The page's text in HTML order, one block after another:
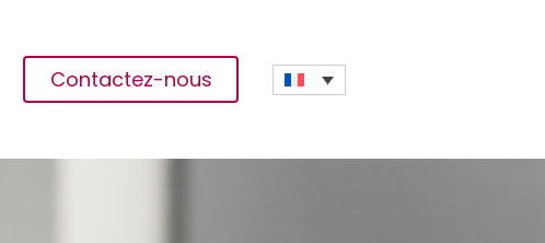
Contactez-nous